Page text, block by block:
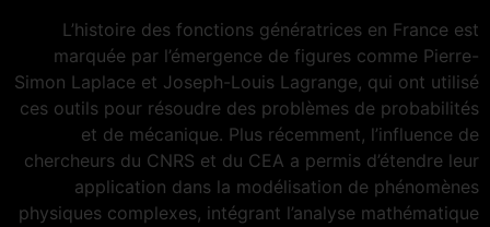
L’histoire des fonctions génératrices en France est
marquée par l’émergence de figures comme Pierre-
Simon Laplace et Joseph-Louis Lagrange, qui ont utilisé
ces outils pour résoudre des problèmes de probabilités
et de mécanique. Plus récemment, l’influence de
chercheurs du CNRS et du CEA a permis d’étendre leur
application dans la modélisation de phénomènes
physiques complexes, intégrant l’analyse mathématique